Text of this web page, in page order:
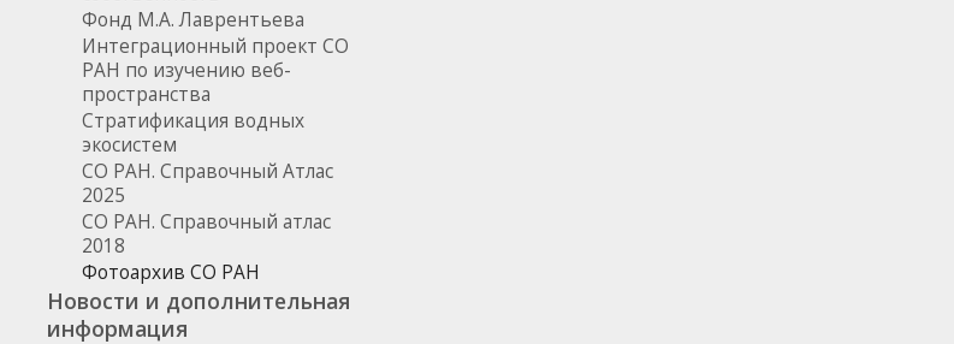
Фонд М.А. Лаврентьева
Интеграционный проект СО
РАН по изучению веб-
пространства
Стратификация водных
экосистем
СО РАН. Справочный Атлас
2025
СО РАН. Справочный атлас
2018
Фотоархив СО РАН
Новости и дополнительная
информация